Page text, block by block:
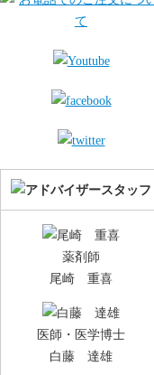
薬剤師
尾崎 重喜
医師・医学博士
白藤 達雄